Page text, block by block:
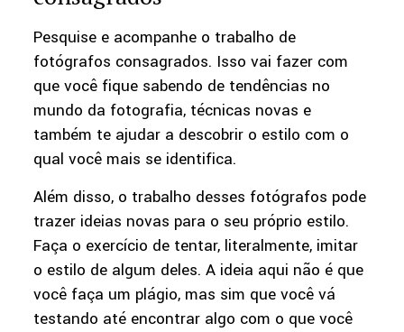
Pesquise e acompanhe o trabalho de
fotógrafos consagrados. Isso vai fazer com
que você fique sabendo de tendências no
mundo da fotografia, técnicas novas e
também te ajudar a descobrir o estilo com o
qual você mais se identifica.
Além disso, o trabalho desses fotógrafos pode
trazer ideias novas para o seu próprio estilo.
Faça o exercício de tentar, literalmente, imitar
o estilo de algum deles. A ideia aqui não é que
você faça um plágio, mas sim que você vá
testando até encontrar algo com o que você